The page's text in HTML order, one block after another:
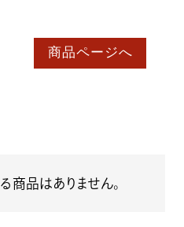
商品ページへ
商品はありません。